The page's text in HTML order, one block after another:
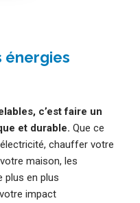
énergies
c’est faire un
et durable. Que ce
chauffer votre
maison, les
plus en plus
impact